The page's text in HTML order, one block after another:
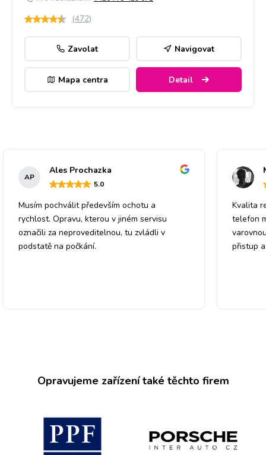
(472)
Zavolat Navigovat
Mapa centra Detail
AP
Ales Prochazka
5.0
Musím pochválit především ochotu a
rychlost. Opravu, kterou v jiném servisu
označili za neproveditelnou, tu zvládli v
podstatě na počkání.
Kvalita
telefon
přistup
Opravujeme zařízení také těchto firem